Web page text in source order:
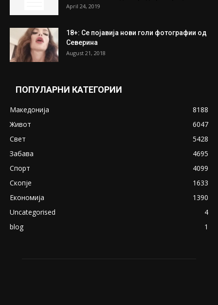
April 24, 2019
18+: Се појавија нови голи фотографии од
Северина
August 21, 2018
ПОПУЛАРНИ КАТЕГОРИИ
Македонија
8188
Живот
6047
Свет
5428
Забава
4695
Спорт
4099
Скопје
1633
Економија
1390
Uncategorised
4
blog
1